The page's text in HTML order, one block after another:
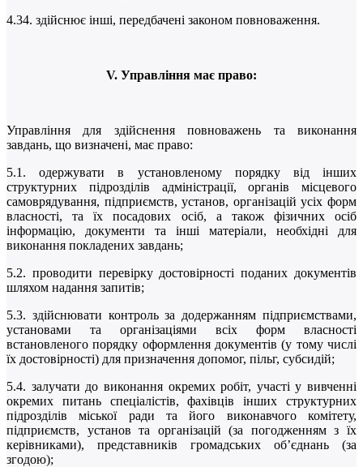
4.34. здійснює інші, передбачені законом повноваження.
V. Управління має право:
Управління для здійснення повноважень та виконання
завдань, що визначені, має право:
5.1. одержувати в установленому порядку від інших
структурних підрозділів адміністрації, органів місцевого
самоврядування, підприємств, установ, організацій усіх форм
власності, та їх посадових осіб, а також фізичних осіб
інформацію, документи та інші матеріали, необхідні для
виконання покладених завдань;
5.2. проводити перевірку достовірності поданих документів
шляхом надання запитів;
5.3. здійснювати контроль за додержанням підприємствами,
установами та організаціями всіх форм власності
встановленого порядку оформлення документів (у тому числі
їх достовірності) для призначення допомог, пільг, субсидій;
5.4. залучати до виконання окремих робіт, участі у вивченні
окремих питань спеціалістів, фахівців інших структурних
підрозділів міської ради та його виконавчого комітету,
підприємств, установ та організацій (за погодженням з їх
керівниками), представників громадських об’єднань (за
згодою);